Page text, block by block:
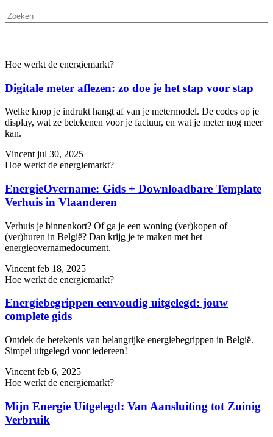
Hoe werkt de energiemarkt?
Digitale meter aflezen: zo doe je het stap voor stap
Welke knop je indrukt hangt af van je metermodel. De codes op je
display, wat ze betekenen voor je factuur, en wat je meter nog meer
kan.
Vincent jul 30, 2025
Hoe werkt de energiemarkt?
EnergieOvername: Gids + Downloadbare Template
Verhuis in Vlaanderen
Verhuis je binnenkort? Of ga je een woning (ver)kopen of
(ver)huren in België? Dan krijg je te maken met het
energieovernamedocument.
Vincent feb 18, 2025
Hoe werkt de energiemarkt?
Energiebegrippen eenvoudig uitgelegd: jouw
complete gids
Ontdek de betekenis van belangrijke energiebegrippen in België.
Simpel uitgelegd voor iedereen!
Vincent feb 6, 2025
Hoe werkt de energiemarkt?
Mijn Energie Uitgelegd: Van Aansluiting tot Zuinig
Verbruik